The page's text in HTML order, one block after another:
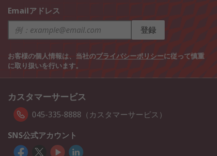
Emailアドレス
登録
お客様の個人情報は、当社のプライバシーポリシーに従って慎重
に取り扱いを行います。
カスタマーサービス
045-335-8888（カスタマーサービス）
SNS公式アカウント